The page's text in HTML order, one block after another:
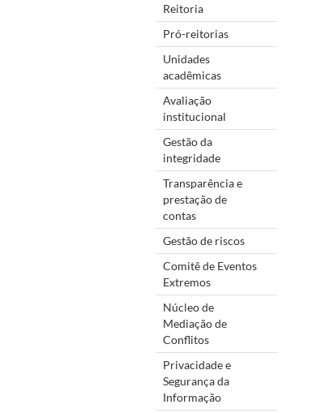
Reitoria
Pró-reitorias
Unidades
acadêmicas
Avaliação
institucional
Gestão da
integridade
Transparência e
prestação de
contas
Gestão de riscos
Comitê de Eventos
Extremos
Núcleo de
Mediação de
Conflitos
Privacidade e
Segurança da
Informação